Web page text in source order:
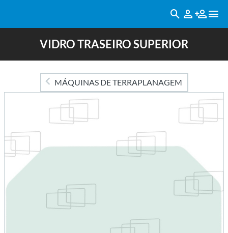
VIDRO TRASEIRO SUPERIOR
MÁQUINAS DE TERRAPLANAGEM